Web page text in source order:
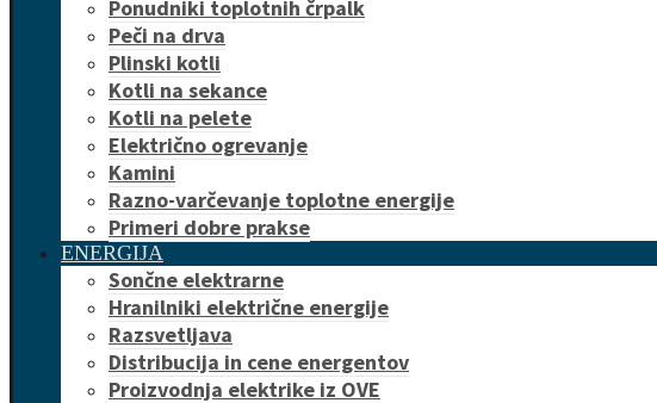
Ponudniki toplotnih črpalk
Peči na drva
Plinski kotli
Kotli na sekance
Kotli na pelete
Električno ogrevanje
Kamini
Razno-varčevanje toplotne energije
Primeri dobre prakse
ENERGIJA
Sončne elektrarne
Hranilniki električne energije
Razsvetljava
Distribucija in cene energentov
Proizvodnja elektrike iz OVE